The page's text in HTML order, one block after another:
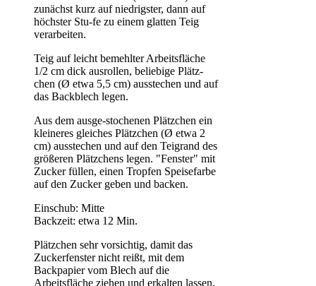
zunächst kurz auf niedrigster, dann auf
höchster Stu-fe zu einem glatten Teig
verarbeiten.
Teig auf leicht bemehlter Arbeitsfläche
1/2 cm dick ausrollen, beliebige Plätz-
chen (Ø etwa 5,5 cm) ausstechen und auf
das Backblech legen.
Aus dem ausge-stochenen Plätzchen ein
kleineres gleiches Plätzchen (Ø etwa 2
cm) ausstechen und auf den Teigrand des
größeren Plätzchens legen. "Fenster" mit
Zucker füllen, einen Tropfen Speisefarbe
auf den Zucker geben und backen.
Einschub: Mitte
Backzeit: etwa 12 Min.
Plätzchen sehr vorsichtig, damit das
Zuckerfenster nicht reißt, mit dem
Backpapier vom Blech auf die
Arbeitsfläche ziehen und erkalten lassen.